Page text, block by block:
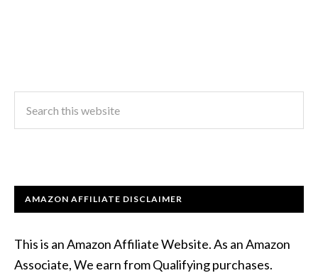
AMAZON AFFILIATE DISCLAIMER
This is an Amazon Affiliate Website. As an Amazon
Associate, We earn from Qualifying purchases.